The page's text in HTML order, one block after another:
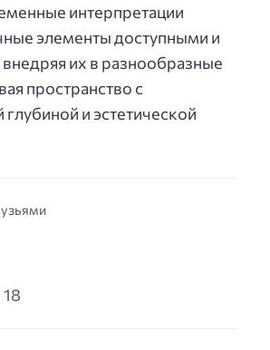
интерпретации
элементы доступными и
их в разнообразные
пространство с
и эстетической
18